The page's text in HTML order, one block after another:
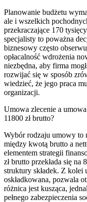
Planowanie budżetu
ale i wszelkich
przekraczające 170
specjalisty to poważna
biznesowy często
opłacalność wdrożenia
niezbędna, aby firma
rozwijać się w sposób
wiedzieć, że jego praca
organizacji.
Umowa zlecenie a
11800 zł brutto?
Wybór rodzaju umowy to
między kwotą brutto a
elementem strategii
zł brutto przekłada się
struktury składek. Z kolei
oskładkowana, pozwala
różnica jest kusząca,
pełnego zabezpieczenia